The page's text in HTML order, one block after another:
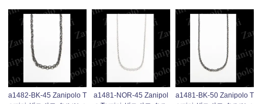
a1482-BK-45 Zanipolo T
a1481-NOR-45 Zanipol
a1481-BK-50 Zanipolo T